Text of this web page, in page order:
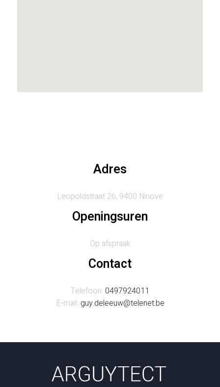
Adres
Leopoldstraat 26, 9400 Ninove
Openingsuren
Op afspraak
Contact
Telefoon: 0497924011
E-mail: guy.deleeuw@telenet.be